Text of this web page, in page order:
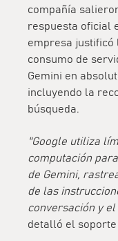
compañía
respuesta oficial
empresa justificó
consumo de
Gemini en
incluyendo la
búsqueda.
"Google utiliza
computación
de Gemini,
de las
conversación y
detalló el soporte